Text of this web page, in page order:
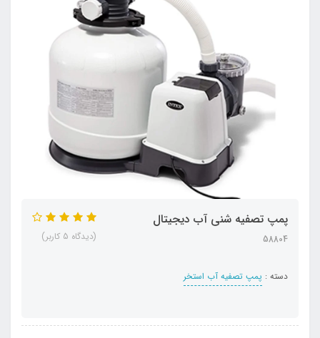
پمپ تصفیه شنی آب دیجیتال
58804
دسته : پمپ تصفیه آب استخر
(دیدگاه 5 کاربر)